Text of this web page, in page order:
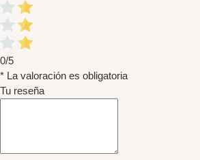
0/5
* La valoración es obligatoria
Tu reseña